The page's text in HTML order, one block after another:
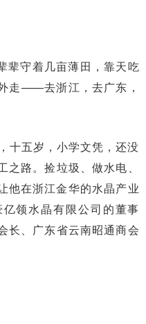
辈守着几亩薄田，靠天吃
走——去浙江，去广东，
十五岁，小学文凭，还没
路。捡垃圾、做水电、
在浙江金华的水晶产业
领水晶有限公司的董事
长、广东省云南昭通商会